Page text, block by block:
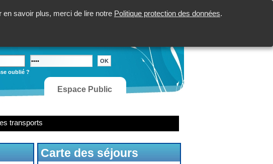
savoir plus, merci de lire notre Politique protection des données.
oublié ?
Espace Public
transports
Carte des séjours